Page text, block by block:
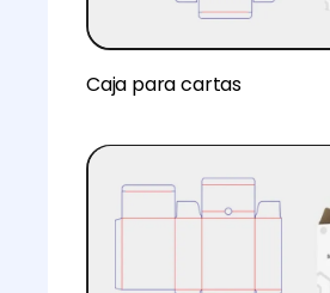
Caja para cartas